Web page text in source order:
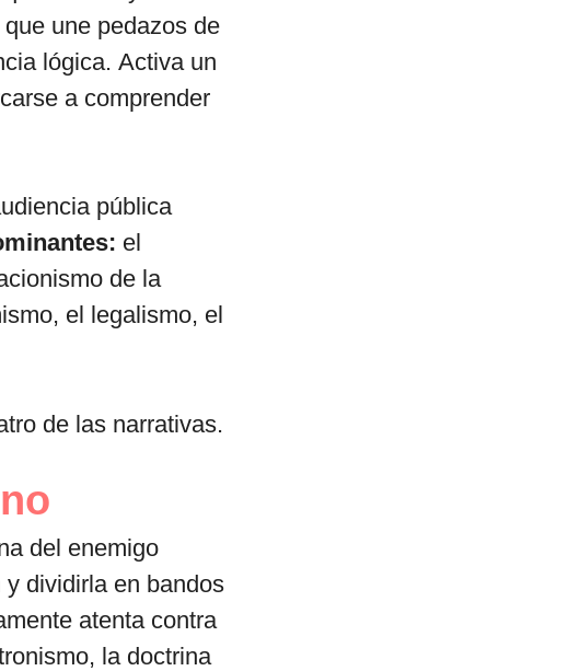
une pedazos de
lógica. Activa un
a comprender
pública
el
de la
el legalismo, el
de las narrativas.
del enemigo
dividirla en bandos
atenta contra
la doctrina